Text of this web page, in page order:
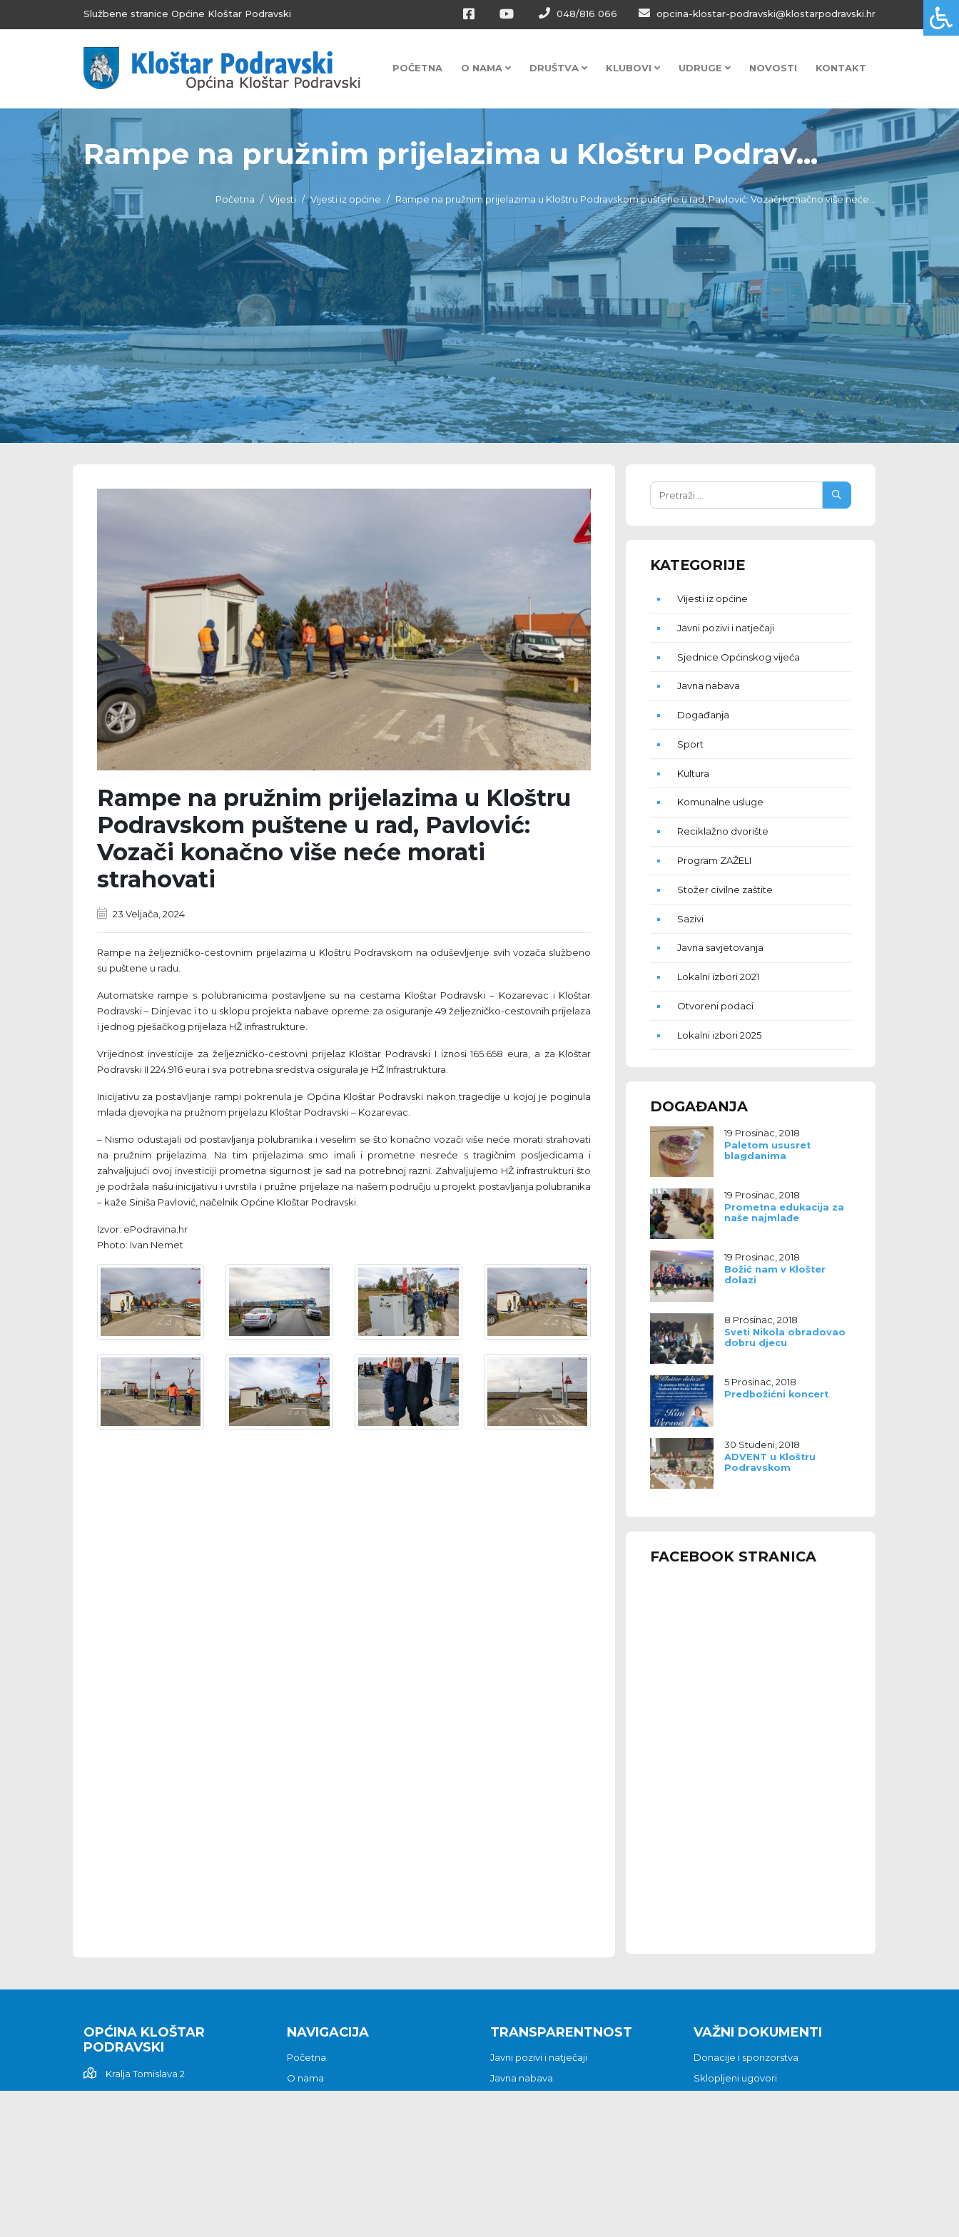
Službene stranice Općine Kloštar Podravski 048/816 066 opcina-klostar-podravski@klostarpodravski.hr
POČETNA O NAMA DRUŠTVA KLUBOVI UDRUGE NOVOSTI KONTAKT
Rampe na pružnim prijelazima u Kloštru Podrav...
Početna Vijesti Vijesti iz općine Rampe na pružnim prijelazima u Kloštru Podravskom puštene u rad, Pavlović: Vozači konačno više neće...
Rampe na pružnim prijelazima u Kloštru
Podravskom puštene u rad, Pavlović:
Vozači konačno više neće morati
strahovati
23 Veljača, 2024
Rampe na željezničko-cestovnim prijelazima u Kloštru Podravskom na oduševljenje svih vozača službeno
su puštene u radu.
Automatske rampe s polubranicima postavljene su na cestama Kloštar Podravski – Kozarevac i Kloštar
Podravski – Dinjevac i to u sklopu projekta nabave opreme za osiguranje 49 željezničko-cestovnih prijelaza
i jednog pješačkog prijelaza HŽ infrastrukture.
Vrijednost investicije za željezničko-cestovni prijelaz Kloštar Podravski I iznosi 165.658 eura, a za Kloštar
Podravski II 224.916 eura i sva potrebna sredstva osigurala je HŽ Infrastruktura.
Inicijativu za postavljanje rampi pokrenula je Općina Kloštar Podravski nakon tragedije u kojoj je poginula
mlada djevojka na pružnom prijelazu Kloštar Podravski – Kozarevac.
– Nismo odustajali od postavljanja polubranika i veselim se što konačno vozači više neće morati strahovati
na pružnim prijelazima. Na tim prijelazima smo imali i prometne nesreće s tragičnim posljedicama i
zahvaljujući ovoj investiciji prometna sigurnost je sad na potrebnoj razni. Zahvaljujemo HŽ infrastrukturi što
je podržala našu inicijativu i uvrstila i pružne prijelaze na našem području u projekt postavljanja polubranika
– kaže Siniša Pavlović, načelnik Općine Kloštar Podravski.
Izvor: ePodravina.hr
Photo: Ivan Nemet
KATEGORIJE
Vijesti iz općine
Javni pozivi i natječaji
Sjednice Općinskog vijeća
Javna nabava
Događanja
Sport
Kultura
Komunalne usluge
Reciklažno dvorište
Program ZAŽELI
Stožer civilne zaštite
Sazivi
Javna savjetovanja
Lokalni izbori 2021
Otvoreni podaci
Lokalni izbori 2025
DOGAĐANJA
19 Prosinac, 2018
Paletom ususret
blagdanima
19 Prosinac, 2018
Prometna edukacija za
naše najmlađe
19 Prosinac, 2018
Božić nam v Klošter
dolazi
8 Prosinac, 2018
Sveti Nikola obradovao
dobru djecu
5 Prosinac, 2018
Predbožićni koncert
30 Studeni, 2018
ADVENT u Kloštru
Podravskom
FACEBOOK STRANICA
OPĆINA KLOŠTAR
PODRAVSKI
Kralja Tomislava 2
NAVIGACIJA
Početna
O nama
TRANSPARENTNOST
Javni pozivi i natječaji
Javna nabava
VAŽNI DOKUMENTI
Donacije i sponzorstva
Sklopljeni ugovori